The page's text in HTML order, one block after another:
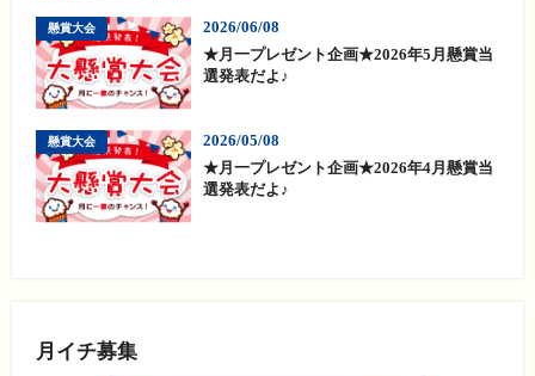
懸賞大会
2026/06/08
★月一プレゼント企画★2026年5月懸賞当
選発表だよ♪
懸賞大会
2026/05/08
★月一プレゼント企画★2026年4月懸賞当
選発表だよ♪
月イチ募集